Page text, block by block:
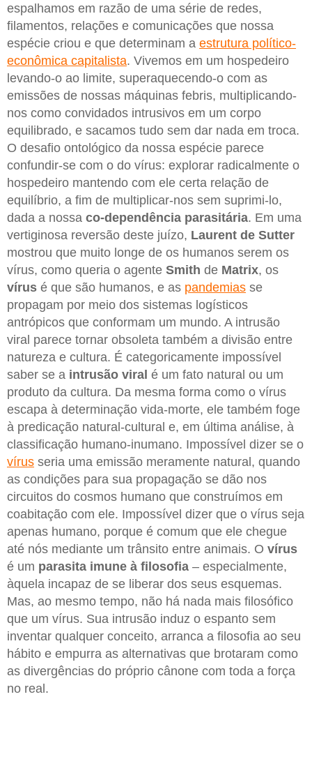
espalhamos em razão de uma série de redes,
filamentos, relações e comunicações que nossa
espécie criou e que determinam a estrutura político-
econômica capitalista. Vivemos em um hospedeiro
levando-o ao limite, superaquecendo-o com as
emissões de nossas máquinas febris, multiplicando-
nos como convidados intrusivos em um corpo
equilibrado, e sacamos tudo sem dar nada em troca.
O desafio ontológico da nossa espécie parece
confundir-se com o do vírus: explorar radicalmente o
hospedeiro mantendo com ele certa relação de
equilíbrio, a fim de multiplicar-nos sem suprimi-lo,
dada a nossa co-dependência parasitária. Em uma
vertiginosa reversão deste juízo, Laurent de Sutter
mostrou que muito longe de os humanos serem os
vírus, como queria o agente Smith de Matrix, os
vírus é que são humanos, e as pandemias se
propagam por meio dos sistemas logísticos
antrópicos que conformam um mundo. A intrusão
viral parece tornar obsoleta também a divisão entre
natureza e cultura. É categoricamente impossível
saber se a intrusão viral é um fato natural ou um
produto da cultura. Da mesma forma como o vírus
escapa à determinação vida-morte, ele também foge
à predicação natural-cultural e, em última análise, à
classificação humano-inumano. Impossível dizer se o
vírus seria uma emissão meramente natural, quando
as condições para sua propagação se dão nos
circuitos do cosmos humano que construímos em
coabitação com ele. Impossível dizer que o vírus seja
apenas humano, porque é comum que ele chegue
até nós mediante um trânsito entre animais. O vírus
é um parasita imune à filosofia – especialmente,
àquela incapaz de se liberar dos seus esquemas.
Mas, ao mesmo tempo, não há nada mais filosófico
que um vírus. Sua intrusão induz o espanto sem
inventar qualquer conceito, arranca a filosofia ao seu
hábito e empurra as alternativas que brotaram como
as divergências do próprio cânone com toda a força
no real.